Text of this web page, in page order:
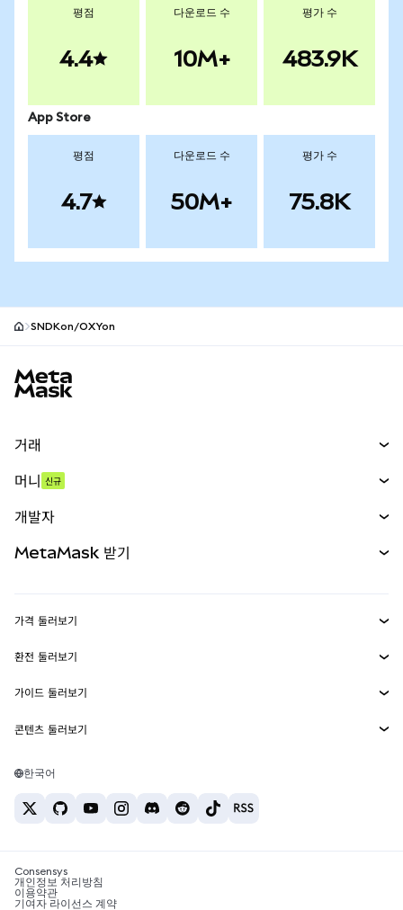
평점
4.4
다운로드 수
10M+
평가 수
483.9K
App Store
평점
4.7
다운로드 수
50M+
평가 수
75.8K
SNDKon/OXYon
거래
무기한 선물
실물자산
머니 신규
개발자
MetaMask Connect
Snaps
웹3 서비스
MetaMask 받기
보안
고객 지원
채용
가격 둘러보기
이더리움 가격
솔라나 가격
테더 가격
환전 둘러보기
ETH를 USD로 환전
USDT를 INR로 환전
BTC를 INR로 환전
ETH를 USDT로 환전
가이드 둘러보기
ETH 매수
USDT 매수
SHIB 매수
BNB 매수
콘텐츠 둘러보기
솔라나 지갑
암호화폐 세금 뉴스
암호화폐 매수 방법
한국어
Consensys
개인정보 처리방침
이용약관
기여자 라이선스 계약